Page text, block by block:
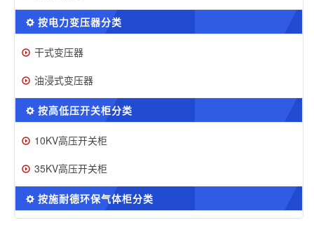
按电力变压器分类
干式变压器
油浸式变压器
按高低压开关柜分类
10KV高压开关柜
35KV高压开关柜
按施耐德环保气体柜分类